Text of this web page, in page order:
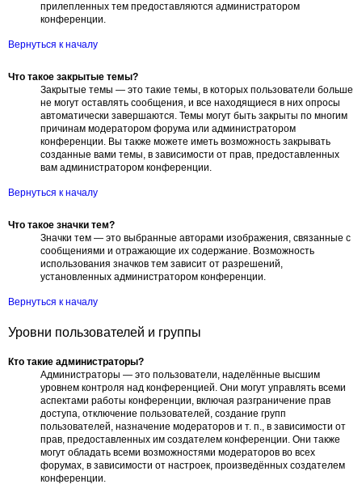
прилепленных тем предоставляются администратором
конференции.
Вернуться к началу
Что такое закрытые темы?
Закрытые темы — это такие темы, в которых пользователи больше
не могут оставлять сообщения, и все находящиеся в них опросы
автоматически завершаются. Темы могут быть закрыты по многим
причинам модератором форума или администратором
конференции. Вы также можете иметь возможность закрывать
созданные вами темы, в зависимости от прав, предоставленных
вам администратором конференции.
Вернуться к началу
Что такое значки тем?
Значки тем — это выбранные авторами изображения, связанные с
сообщениями и отражающие их содержание. Возможность
использования значков тем зависит от разрешений,
установленных администратором конференции.
Вернуться к началу
Уровни пользователей и группы
Кто такие администраторы?
Администраторы — это пользователи, наделённые высшим
уровнем контроля над конференцией. Они могут управлять всеми
аспектами работы конференции, включая разграничение прав
доступа, отключение пользователей, создание групп
пользователей, назначение модераторов и т. п., в зависимости от
прав, предоставленных им создателем конференции. Они также
могут обладать всеми возможностями модераторов во всех
форумах, в зависимости от настроек, произведённых создателем
конференции.